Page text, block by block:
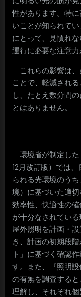
性があります。特
いことが知られて
にとって、見慣れ
運行に必要な注意力
これらの影響は、
ことで、軽減され
し、たとえ数分間
とはありません。
環境省が制定した
12月改訂版）では
られる光環境のう
境）に基づいた適切
効率性、快適性の
が十分なされている
屋外照明を計画・
き、計画の初期段
ト」に基づく確認
す。また、『照明
の有無を調査する
理解し、それぞれ